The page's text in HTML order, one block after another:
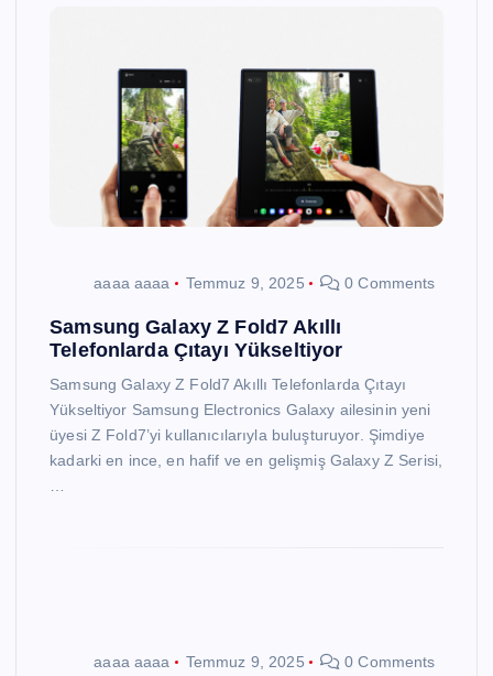
aaaa aaaa Temmuz 9, 2025 0 Comments
Samsung Galaxy Z Fold7 Akıllı
Telefonlarda Çıtayı Yükseltiyor
Samsung Galaxy Z Fold7 Akıllı Telefonlarda Çıtayı
Yükseltiyor Samsung Electronics Galaxy ailesinin yeni
üyesi Z Fold7’yi kullanıcılarıyla buluşturuyor. Şimdiye
kadarki en ince, en hafif ve en gelişmiş Galaxy Z Serisi,
aaaa aaaa Temmuz 9, 2025 0 Comments